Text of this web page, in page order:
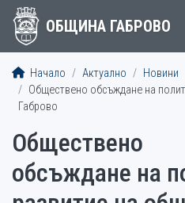
ОБЩИНА ГАБРОВО
Начало Актуално
Новини
Обществено обсъждане на
Габрово
Обществено
обсъждане на